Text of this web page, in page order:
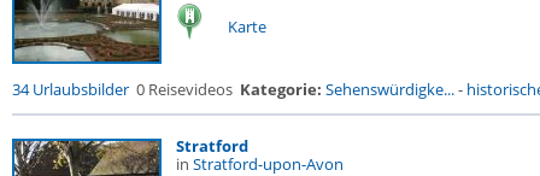
Karte
34 Urlaubsbilder 0 Reisevideos Kategorie: Sehenswürdigke...-
Stratford
in Stratford-upon-Avon